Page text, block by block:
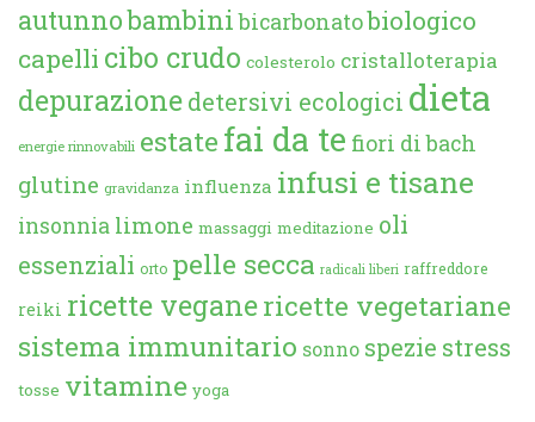
autunnobambini bicarbonatobiologico
capelli cibo crudo colesterolo cristalloterapia
depurazione detersivi ecologici dieta
energie rinnovabili estate fai da te fiori di bach
glutine gravidanza influenza infusi e tisane
insonnia limone massaggi meditazione oli
essenziali orto pelle secca radicali liberi raffreddore
reiki ricette veganericette vegetariane
sistema immunitario sonno spezie stress
tosse vitamine yoga